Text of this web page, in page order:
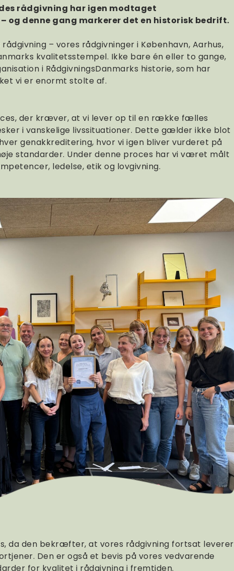
rådgivning har igen modtaget
og denne gang markerer det en historisk bedrift.
– vores rådgivninger i København, Aarhus,
kvalitetsstempel. Ikke bare én eller to gange,
i RådgivningsDanmarks historie, som har
vi er enormt stolte af.
der kræver, at vi lever op til en række fælles
i vanskelige livssituationer. Dette gælder ikke blot
genakkreditering, hvor vi igen bliver vurderet på
standarder. Under denne proces har vi været målt
ledelse, etik og lovgivning.
da den bekræfter, at vores rådgivning fortsat leverer
Den er også et bevis på vores vedvarende
for kvalitet i rådgivning i fremtiden.